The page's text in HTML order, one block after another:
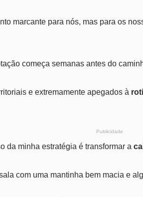
marcante para nós, mas para os
começa semanas antes do
e extremamente apegados à
Publicidade
da minha estratégia é transformar a
com uma mantinha bem macia e